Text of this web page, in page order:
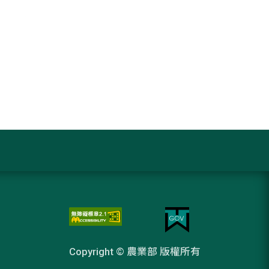
Copyright © 農業部 版權所有